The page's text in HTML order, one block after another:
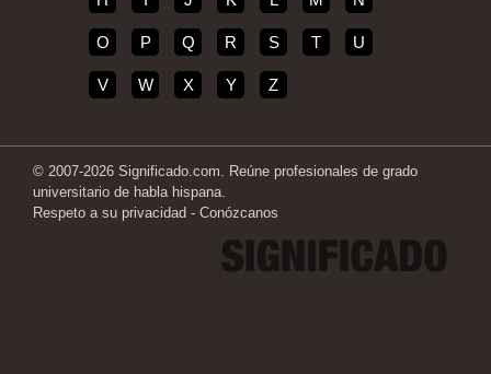
O P Q R S T U
V W X Y Z
© 2007-2026 Significado.com. Reúne profesionales de grado
universitario de habla hispana.
Respeto a su privacidad - Conózcanos